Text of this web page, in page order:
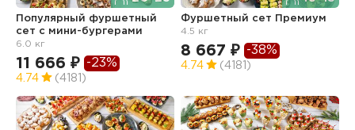
Популярный фуршетный
сет c мини-бургерами
6.0 кг
11 666 ₽ -23%
4.74 (4181)
Фуршетный сет Премиум
4.5 кг
8 667 ₽ -38%
4.74 (4181)